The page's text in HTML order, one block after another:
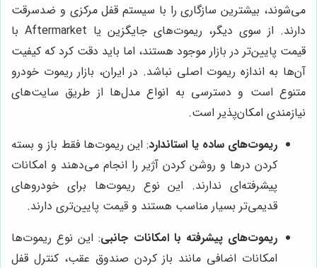
می‌شوند، بیشترین سازگاری را با سیستم قفل مرکزی و ضدسرقت
دارند. از سوی دیگر، ریموت‌های جایگزین یا Aftermarket با
قیمت پایین‌تر در بازار موجود هستند، اما باید دقت کرد که کیفیت
آن‌ها به اندازه ریموت اصلی نباشد. در ایران، بازار ریموت خودرو
متنوع است و دسترسی به انواع مدل‌ها از طریق سایت‌های
نیازمندی امکان‌پذیر است.
ریموت‌های ساده یا استاندارد: این ریموت‌ها فقط باز و بسته
کردن درها و روشن کردن آژیر را انجام می‌دهند و امکانات
پیشرفته‌ای ندارند. این نوع ریموت‌ها برای خودروهای
قدیمی‌تر بسیار مناسب هستند و قیمت پایین‌تری دارند.
ریموت‌های پیشرفته با امکانات جانبی: این نوع ریموت‌ها
امکانات اضافی مانند باز کردن صندوق عقب، کنترل قفل